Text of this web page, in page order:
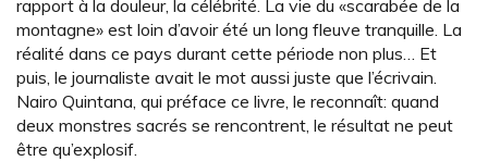
rapport à la douleur, la célébrité. La vie du «scarabée de la
montagne» est loin d’avoir été un long fleuve tranquille. La
réalité dans ce pays durant cette période non plus… Et
puis, le journaliste avait le mot aussi juste que l’écrivain.
Nairo Quintana, qui préface ce livre, le reconnaît: quand
deux monstres sacrés se rencontrent, le résultat ne peut
être qu’explosif.